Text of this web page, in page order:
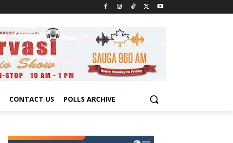
CONTACT US POLLS ARCHIVE